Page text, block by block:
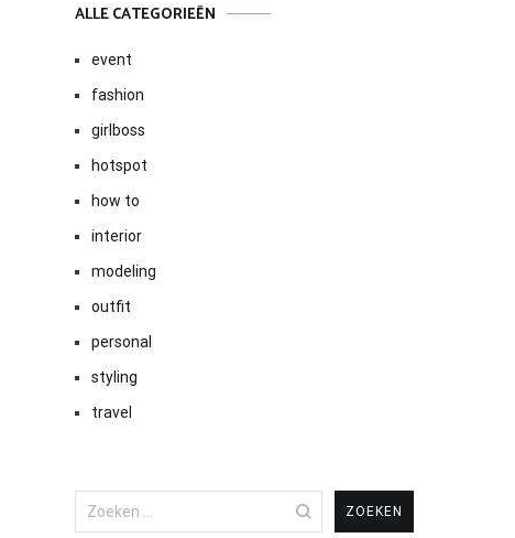
ALLE CATEGORIEËN
event
fashion
girlboss
hotspot
how to
interior
modeling
outfit
personal
styling
travel
naar: